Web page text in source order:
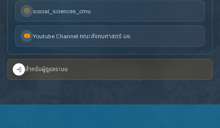
social_sciences_cmu
Youtube Channel คณะสังคมศาสตร์ มช.
สำหรับผู้ดูแลระบบ